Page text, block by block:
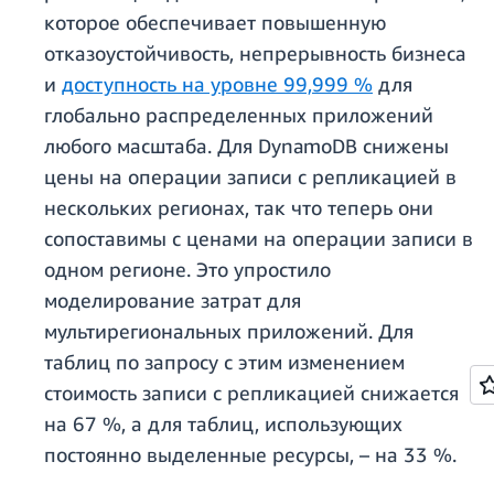
которое обеспечивает повышенную
отказоустойчивость, непрерывность бизнеса
и доступность на уровне 99,999 % для
глобально распределенных приложений
любого масштаба. Для DynamoDB снижены
цены на операции записи с репликацией в
нескольких регионах, так что теперь они
сопоставимы с ценами на операции записи в
одном регионе. Это упростило
моделирование затрат для
мультирегиональных приложений. Для
таблиц по запросу с этим изменением
стоимость записи с репликацией снижается
на 67 %, а для таблиц, использующих
постоянно выделенные ресурсы, – на 33 %.